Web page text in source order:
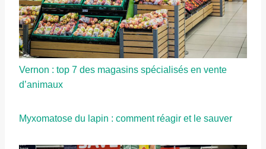
Vernon : top 7 des magasins spécialisés en vente
d’animaux
Myxomatose du lapin : comment réagir et le sauver